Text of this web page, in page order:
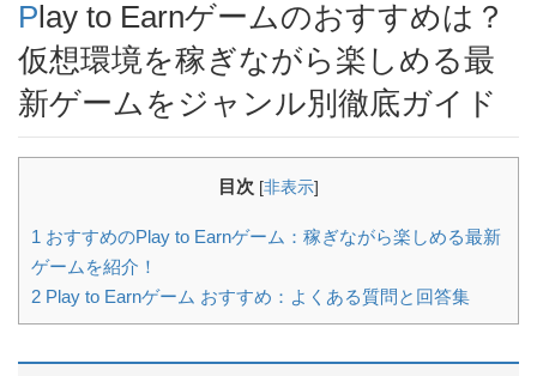
Play to Earnゲームのおすすめは？
仮想環境を稼ぎながら楽しめる最
新ゲームをジャンル別徹底ガイド
目次 [非表示]
1 おすすめのPlay to Earnゲーム：稼ぎながら楽しめる最新
ゲームを紹介！
2 Play to Earnゲーム おすすめ：よくある質問と回答集